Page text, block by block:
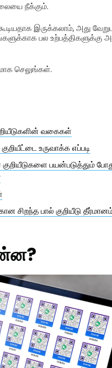
நீக்கும்.
இருக்கலாம், அது
பல உற்பத்திகளுக்கு
செலுங்கள்.
வகைகள்
உருவாக்க எப்படி
குறியீடுகளை பயன்படுத்தும்
சிறந்த பால் குறியீடு